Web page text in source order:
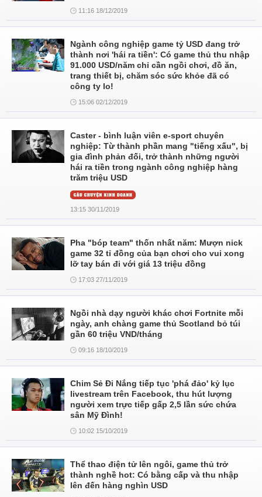
11:16 18/12/2019
Ngành công nghiệp game tỷ USD đang trở
thành nơi 'hái ra tiền': Có game thủ thu nhập
91.000 USD/năm chỉ cần ngồi chơi, đồ ăn,
trang thiết bị, chăm sóc sức khỏe đã có
công ty lo!
15:06 02/12/2019
Caster - bình luận viên e-sport chuyên
nghiệp: Từ thành phần mang "tiếng xấu", bị
gia đình phản đối, trở thành những người
hái ra tiền trong ngành công nghiệp hàng
trăm triệu USD
13:15 30/11/2019
Pha "bóp team" thốn nhất năm: Mượn nick
game 32 tỉ đồng của bạn chơi cho vui xong
lỡ tay bán đi với giá 13 triệu đồng
17:03 27/11/2019
Ngồi nhà dạy người khác chơi Fortnite mỗi
ngày, anh chàng game thủ Scotland bỏ túi
gần 60 triệu VND/tháng
09:16 18/10/2019
Chim Sẻ Đi Nắng tiếp tục 'phá đảo' kỷ lục
livestream trên Facebook, thu hút lượng
người xem trực tiếp gấp 2,5 lần sức chứa
sân Mỹ Đình!
10:02 15/10/2019
Thể thao điện tử lên ngôi, game thủ trở
thành nghề hot: Có bằng cấp và thu nhập
lên đến hàng nghìn USD